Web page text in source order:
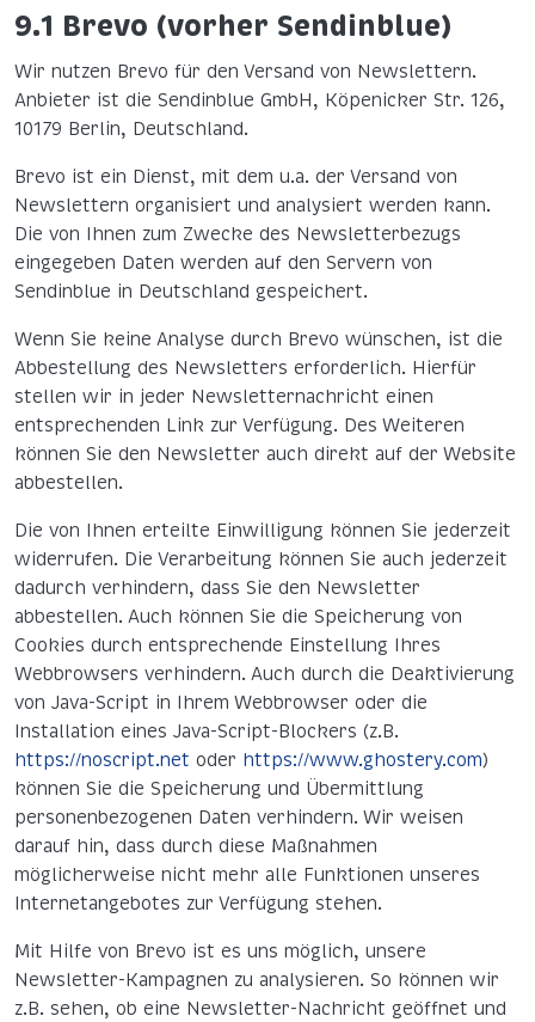
9.1 Brevo (vorher Sendinblue)
Wir nutzen Brevo für den Versand von Newslettern.
Anbieter ist die Sendinblue GmbH, Köpenicker Str. 126,
10179 Berlin, Deutschland.
Brevo ist ein Dienst, mit dem u.a. der Versand von
Newslettern organisiert und analysiert werden kann.
Die von Ihnen zum Zwecke des Newsletterbezugs
eingegeben Daten werden auf den Servern von
Sendinblue in Deutschland gespeichert.
Wenn Sie keine Analyse durch Brevo wünschen, ist die
Abbestellung des Newsletters erforderlich. Hierfür
stellen wir in jeder Newsletternachricht einen
entsprechenden Link zur Verfügung. Des Weiteren
können Sie den Newsletter auch direkt auf der Website
abbestellen.
Die von Ihnen erteilte Einwilligung können Sie jederzeit
widerrufen. Die Verarbeitung können Sie auch jederzeit
dadurch verhindern, dass Sie den Newsletter
abbestellen. Auch können Sie die Speicherung von
Cookies durch entsprechende Einstellung Ihres
Webbrowsers verhindern. Auch durch die Deaktivierung
von Java-Script in Ihrem Webbrowser oder die
Installation eines Java-Script-Blockers (z.B.
https://noscript.net oder https://www.ghostery.com)
können Sie die Speicherung und Übermittlung
personenbezogenen Daten verhindern. Wir weisen
darauf hin, dass durch diese Maßnahmen
möglicherweise nicht mehr alle Funktionen unseres
Internetangebotes zur Verfügung stehen.
Mit Hilfe von Brevo ist es uns möglich, unsere
Newsletter-Kampagnen zu analysieren. So können wir
z.B. sehen, ob eine Newsletter-Nachricht geöffnet und